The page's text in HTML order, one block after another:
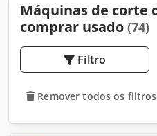
Máquinas de corte
comprar usado (74)
Filtro
Remover todos os filtros